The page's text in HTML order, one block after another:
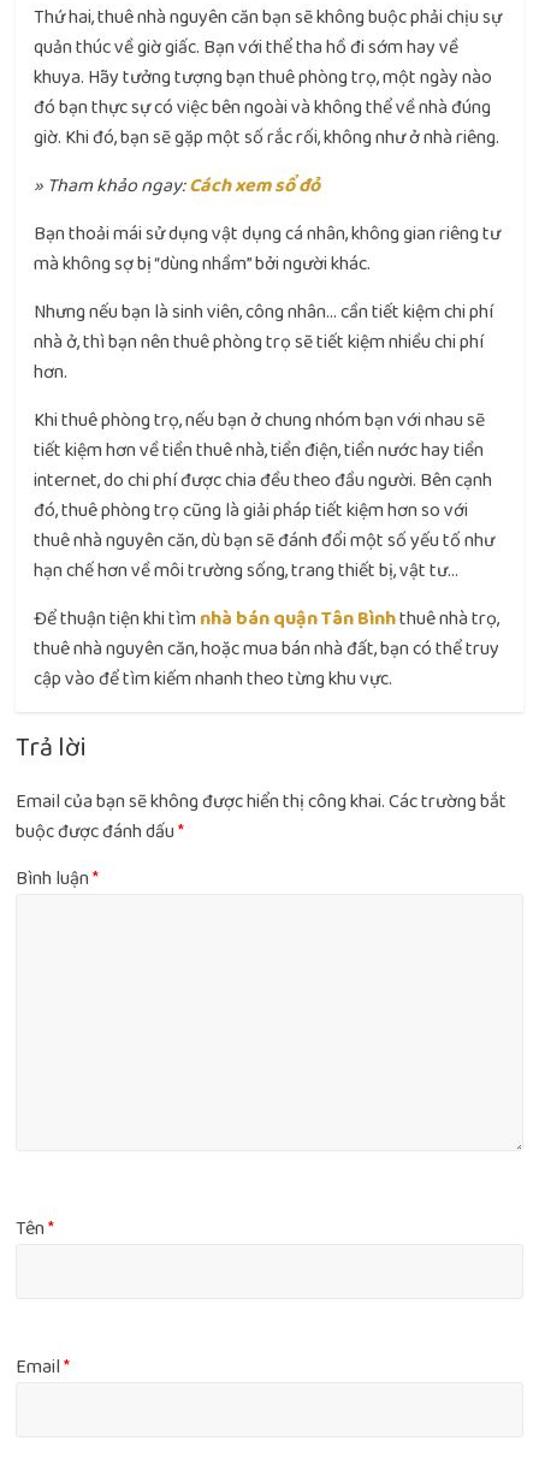
Thứ hai, thuê nhà nguyên căn bạn sẽ không buộc phải chịu sự
quản thúc về giờ giấc. Bạn với thể tha hồ đi sớm hay về
khuya. Hãy tưởng tượng bạn thuê phòng trọ, một ngày nào
đó bạn thực sự có việc bên ngoài và không thể về nhà đúng
giờ. Khi đó, bạn sẽ gặp một số rắc rối, không như ở nhà riêng.
» Tham khảo ngay:Cách xem sổ đỏ
Bạn thoải mái sử dụng vật dụng cá nhân, không gian riêng tư
mà không sợ bị “dùng nhầm” bởi người khác.
Nhưng nếu bạn là sinh viên, công nhân… cần tiết kiệm chi phí
nhà ở, thì bạn nên thuê phòng trọ sẽ tiết kiệm nhiều chi phí
hơn.
Khi thuê phòng trọ, nếu bạn ở chung nhóm bạn với nhau sẽ
tiết kiệm hơn về tiền thuê nhà, tiền điện, tiền nước hay tiền
internet, do chi phí được chia đều theo đầu người. Bên cạnh
đó, thuê phòng trọ cũng là giải pháp tiết kiệm hơn so với
thuê nhà nguyên căn, dù bạn sẽ đánh đổi một số yếu tố như
hạn chế hơn về môi trường sống, trang thiết bị, vật tư…
Để thuận tiện khi tìm nhà bán quận Tân Bìnhthuê nhà trọ,
thuê nhà nguyên căn, hoặc mua bán nhà đất, bạn có thể truy
cập vào để tìm kiếm nhanh theo từng khu vực.
Trả lời
Email của bạn sẽ không được hiển thị công khai.Các trường bắt
buộc được đánh dấu*
Bình luận*
Tên*
Email*